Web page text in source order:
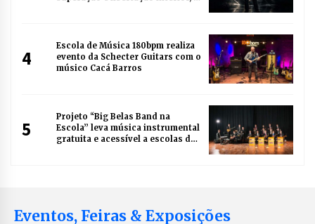
4
Escola de Música 180bpm realiza
evento da Schecter Guitars com o
músico Cacá Barros
5
Projeto “Big Belas Band na
Escola” leva música instrumental
gratuita e acessível a escolas de
Eventos, Feiras & Exposições